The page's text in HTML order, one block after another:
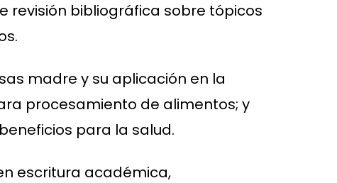
revisión bibliográfica sobre tópicos
madre y su aplicación en la
procesamiento de alimentos; y
para la salud.
escritura académica,